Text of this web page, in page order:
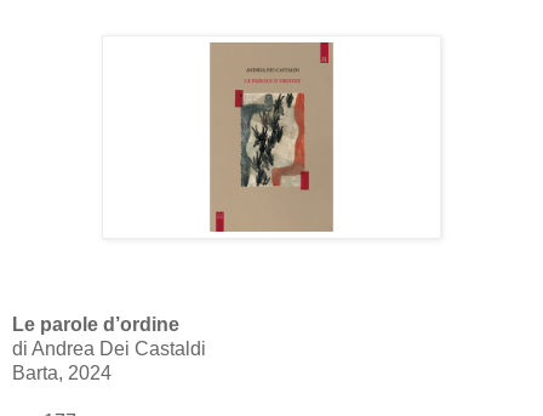
Le parole d’ordine
di Andrea Dei Castaldi
Barta, 2024